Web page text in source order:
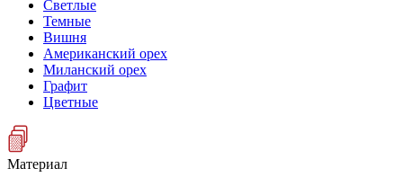
Светлые
Темные
Вишня
Американский орех
Миланский орех
Графит
Цветные
Материал